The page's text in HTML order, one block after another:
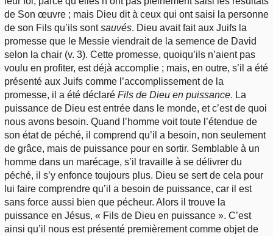
de Son œuvre ; mais Dieu dit à ceux qui ont saisi la personne
de son Fils qu’ils sontsauvés. Dieu avait fait aux Juifs la
promesse que le Messie viendrait de la semence de David
selon la chair (v. 3). Cette promesse, quoiqu’ils n’aient pas
voulu en profiter, est déjà accomplie ; mais, en outre, s’il a été
présenté aux Juifs comme l’accomplissement de la
promesse, il a été déclaré Fils de Dieu en puissance. La
puissance de Dieu est entrée dans le monde, et c’est de quoi
nous avons besoin. Quand l’homme voit toute l’étendue de
son état de péché, il comprend qu’il a besoin, non seulement
de grâce, mais de puissance pour en sortir. Semblable à un
homme dans un marécage, s’il travaille à se délivrer du
péché, il s’y enfonce toujours plus. Dieu se sert de cela pour
lui faire comprendre qu’il a besoin de puissance, car il est
sans force aussi bien que pécheur. Alors il trouve la
puissance en Jésus, « Fils de Dieu en puissance ». C’est
ainsi qu’il nous est présenté premièrement comme objet de